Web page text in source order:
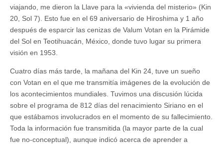
viajando, me dieron la Llave para la «vivienda del misterio» (Kin
20, Sol 7). Esto fue en el 69 aniversario de Hiroshima y 1 año
después de esparcir las cenizas de Valum Votan en la Pirámide
del Sol en Teotihuacán, México, donde tuvo lugar su primera
visión en 1953.
Cuatro días más tarde, la mañana del Kin 24, tuve un sueño
con Votan en el que me transmitía imágenes de la evolución de
los acontecimientos mundiales. Tuvimos una discusión lúcida
sobre el programa de 812 días del renacimiento Siriano en el
que estábamos involucrados en el momento de su fallecimiento.
Toda la información fue transmitida (la mayor parte de la cual
fue no-conceptual), aunque indicó acerca de aprender a